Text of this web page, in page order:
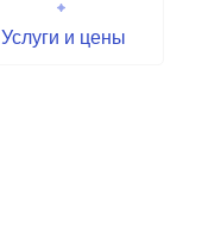
Услуги и цены